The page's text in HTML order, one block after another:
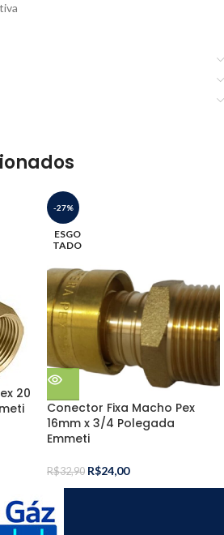
20
-27%
ESGO
TADO
Conector Fixa Macho Pex
16mm x 3/4 Polegada
Emmeti
R$32,90 R$24,00